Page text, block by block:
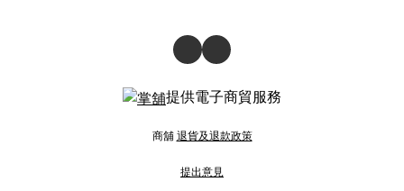
提供電子商貿服務
商舖退貨及退款政策
提出意見